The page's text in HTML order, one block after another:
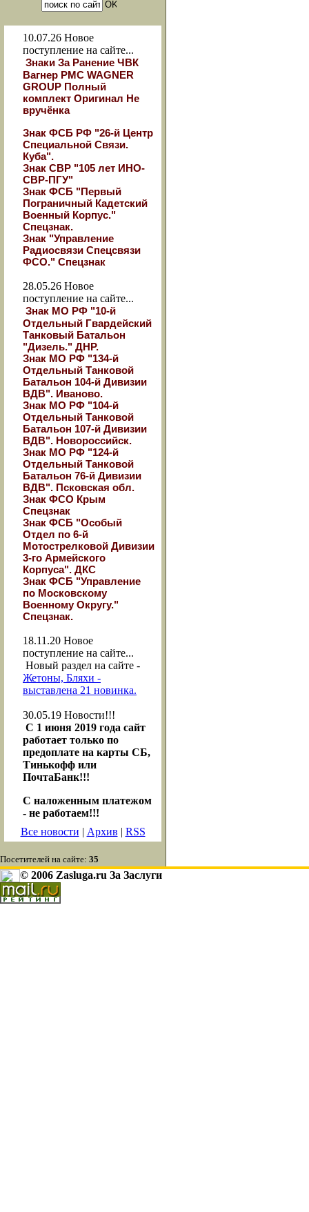
10.07.26 Новое
поступление на сайте...
Знаки За Ранение ЧВК
Вагнер РМС WAGNER
GROUP Полный
комплект Оригинал Не
вручёнка
Знак ФСБ РФ "26-й Центр
Специальной Связи.
Куба".
Знак СВР "105 лет ИНО-
СВР-ПГУ"
Знак ФСБ "Первый
Пограничный Кадетский
Военный Корпус."
Спецзнак.
Знак "Управление
Радиосвязи Спецсвязи
ФСО." Спецзнак
28.05.26 Новое
поступление на сайте...
Знак МО РФ "10-й
Отдельный Гвардейский
Танковый Батальон
"Дизель." ДНР.
Знак МО РФ "134-й
Отдельный Танковой
Батальон 104-й Дивизии
ВДВ". Иваново.
Знак МО РФ "104-й
Отдельный Танковой
Батальон 107-й Дивизии
ВДВ". Новороссийск.
Знак МО РФ "124-й
Отдельный Танковой
Батальон 76-й Дивизии
ВДВ". Псковская обл.
Знак ФСО Крым
Спецзнак
Знак ФСБ "Особый
Отдел по 6-й
Мотострелковой Дивизии
3-го Армейского
Корпуса". ДКС
Знак ФСБ "Управление
по Московскому
Военному Округу."
Спецзнак.
18.11.20 Новое
поступление на сайте...
Новый раздел на сайте -
Жетоны, Бляхи -
выставлена 21 новинка.
30.05.19 Новости!!!
С 1 июня 2019 года сайт
работает только по
предоплате на карты СБ,
Тинькофф или
ПочтаБанк!!!
С наложенным платежом
- не работаем!!!
Все новости | Архив | RSS
Посетителей на сайте: 35
© 2006 Zasluga.ru За Заслуги